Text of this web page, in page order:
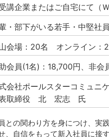
講企業またはご自宅にて（
・部下がいる若手・中堅社
会場：20名 オンライン：
会員(1名)：18,700円、非会
会社ポールスターコミュニ
取締役 北 宏志 氏
の関わり方を身につけ、実
、自信をもって新入社員に接